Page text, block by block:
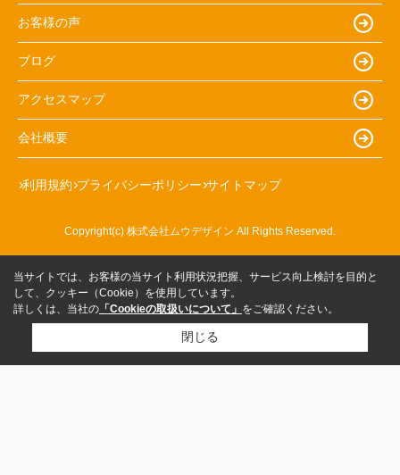
お客様の声
ブログ
アクセスマップ
会社概要
利用規約 プライバシーポリシー サイトマップ
Copyright(c) 株式会社ムウデザイン All Rights Reserved.
当サイトでは、お客様の当サイト利用状況把握、サービス向上検討を目的と
して、クッキー（Cookie）を使用しています。
詳しくは、当社の 「Cookieの取扱いについて」 をご確認ください。
閉じる